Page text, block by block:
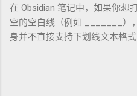
常打折，30加币搞定。华人论
货。 便携行车加热垫 让加拿大
手，出行更舒心！
在 Obsidian 笔记中，如果你想
空的空白线（例如 _______）
身并不直接支持下划线文本格式
以下方法实现类似效果： 方法